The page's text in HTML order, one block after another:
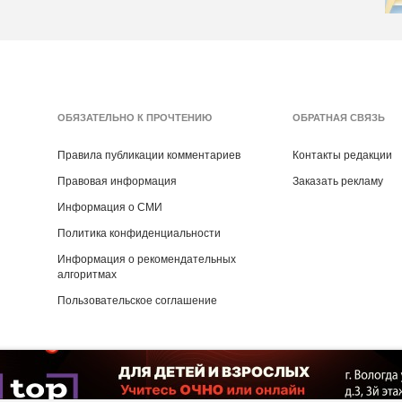
ОБЯЗАТЕЛЬНО К ПРОЧТЕНИЮ
Правила публикации комментариев
Правовая информация
Информация о СМИ
Политика конфиденциальности
Информация о рекомендательных
алгоритмах
Пользовательское соглашение
ОБРАТНАЯ СВЯЗЬ
Контакты редакции
Заказать рекламу